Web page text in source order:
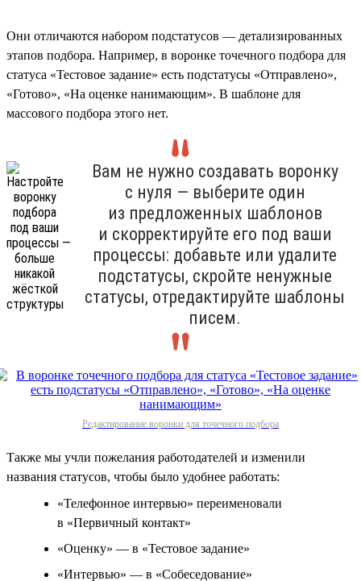
Они отличаются набором подстатусов — детализированных
этапов подбора. Например, в воронке точечного подбора для
статуса «Тестовое задание» есть подстатусы «Отправлено»,
«Готово», «На оценке нанимающим». В шаблоне для
массового подбора этого нет.
Вам не нужно создавать воронку
с нуля — выберите один
из предложенных шаблонов
и скорректируйте его под ваши
процессы: добавьте или удалите
подстатусы, скройте ненужные
статусы, отредактируйте шаблоны
писем.
Редактирование воронки для точечного подбора
Также мы учли пожелания работодателей и изменили
названия статусов, чтобы было удобнее работать:
«Телефонное интервью» переименовали
в «Первичный контакт»
«Оценку» — в «Тестовое задание»
«Интервью» — в «Собеседование»